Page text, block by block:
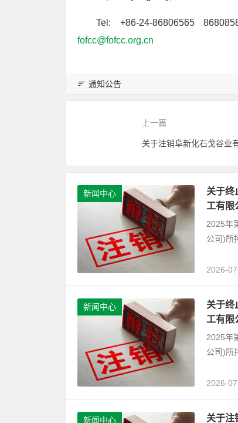
Tel: +86-24-86806565
fofcc@fofcc.org.cn
通知公告
上一篇
新闻中心
关于
工有限
2025年
公司)所
2026-
新闻中心
关于
工有限
2025年
公司)所
2026-
新闻中心 关于注